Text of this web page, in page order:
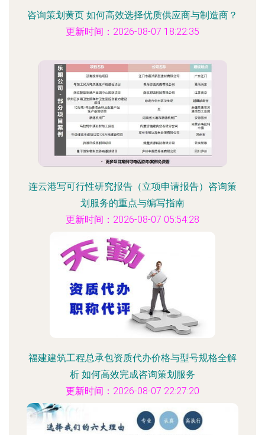
咨询策划黄页 如何高效选择优质供应商与制造商？
更新时间：2026-08-07 18:22:35
连云港写可行性研究报告（立项申请报告）咨询策
划服务的重点与编写指南
更新时间：2026-08-07 05:54:28
福建建筑工程总承包资质代办价格与型号规格全解
析 如何高效完成咨询策划服务
更新时间：2026-08-07 22:27:20